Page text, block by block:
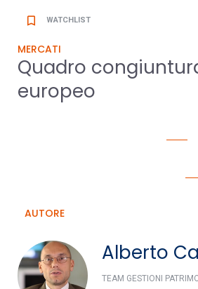
bookmark_border WATCHLIST
MERCATI
Quadro
europeo
AUTORE
Alberto
TEAM GESTIONI